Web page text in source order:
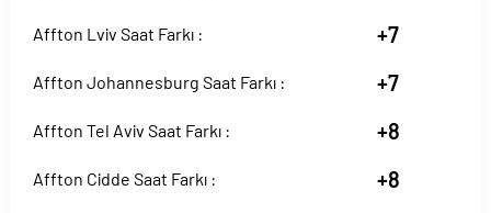
Affton Lviv Saat Farkı : +7
Affton Johannesburg Saat Farkı : +7
Affton Tel Aviv Saat Farkı : +8
Affton Cidde Saat Farkı : +8